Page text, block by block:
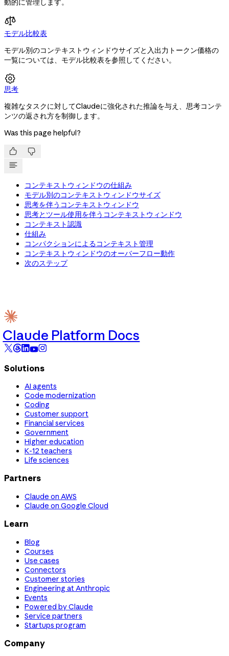
動的に管理します。
モデル比較表
モデル別のコンテキストウィンドウサイズと入出力トークン価格の
一覧については、モデル比較表を参照してください。

思考
複雑なタスクに対してClaudeに強化された推論を与え、思考コンテ
ンツの返され方を制御します。
Was this page helpful?
 
コンテキストウィンドウの仕組み
モデル別のコンテキストウィンドウサイズ
思考を伴うコンテキストウィンドウ
思考とツール使用を伴うコンテキストウィンドウ
コンテキスト認識
仕組み
コンパクションによるコンテキスト管理
コンテキストウィンドウのオーバーフロー動作
次のステップ
Claude Platform Docs
Solutions
AI agents
Code modernization
Coding
Customer support
Financial services
Government
Higher education
K-12 teachers
Life sciences
Partners
Claude on AWS
Claude on Google Cloud
Learn
Blog
Courses
Use cases
Connectors
Customer stories
Engineering at Anthropic
Events
Powered by Claude
Service partners
Startups program
Company